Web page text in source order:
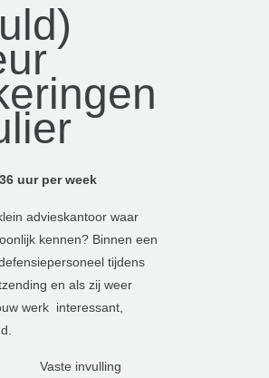
uur per week
advieskantoor waar
kennen? Binnen een
tijdens
en als zij weer
werk interessant,
Vaste invulling